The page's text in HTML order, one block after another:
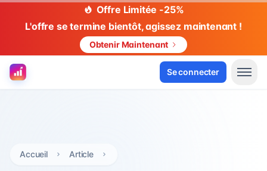
Offre Limitée -25%
L'offre se termine bientôt, agissez maintenant !
Obtenir Maintenant
Se connecter
Accueil Article